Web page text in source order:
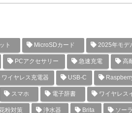
ト MicroSDカード 2025年モデ
PCアクセサリー 急速充電 高
ワイヤレス充電器 USB-C
スマホ 電子辞書 ワイヤレス
粉対策 浄水器 Brita ソー